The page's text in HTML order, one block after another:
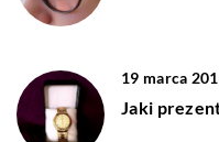
19 marca
Jaki